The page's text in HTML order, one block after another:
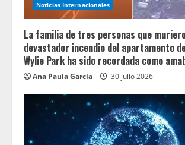
Noticias Internacionales
La familia de tres personas que
devastador incendio del apartamento
Wylie Park ha sido recordada como
Ana Paula García 30 julio 2026